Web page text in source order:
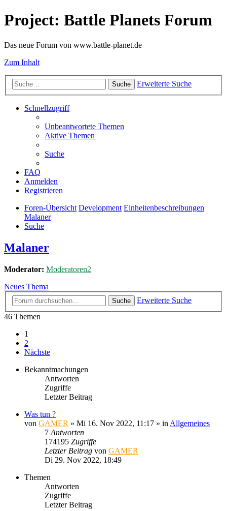
Project: Battle Planets Forum
Das neue Forum von www.battle-planet.de
Zum Inhalt
Suche Erweiterte Suche
Schnellzugriff
Unbeantwortete Themen
Aktive Themen
Suche
FAQ
Anmelden
Registrieren
Foren-Übersicht Development Einheitenbeschreibungen
Malaner
Suche
Malaner
Moderator: Moderatoren2
Neues Thema
Suche
Erweiterte Suche
46 Themen
1
2
Nächste
Bekanntmachungen
Antworten
Zugriffe
Letzter Beitrag
Was tun ?
von GAMER » Mi 16. Nov 2022, 11:17 » in Allgemeines
7 Antworten
174195 Zugriffe
Letzter Beitrag von GAMER
Di 29. Nov 2022, 18:49
Themen
Antworten
Zugriffe
Letzter Beitrag